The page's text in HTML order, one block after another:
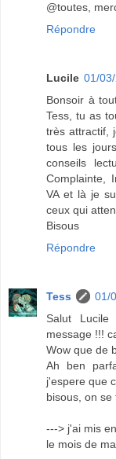
@toutes,
Répondre
Lucile 01/
Bonsoir à
Tess, tu as
très attractif,
tous les
conseils
Complainte,
VA et là je
ceux qui
Bisous
Répondre
Tess
01/
Salut
message !!!
Wow que de
Ah ben
j'espere que
bisous, on se
---> j'ai mis
le mois de